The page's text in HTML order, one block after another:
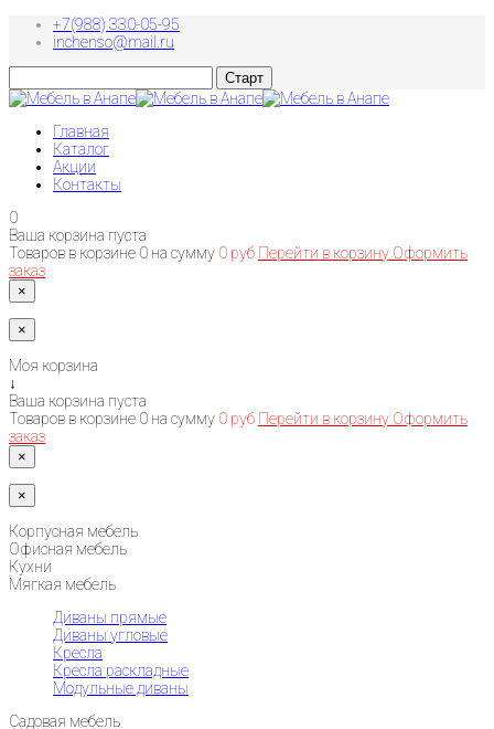
+7(988) 330-05-95
inchenso@mail.ru
Главная
Каталог
Акции
Контакты
0
Ваша корзина пуста
Товаров в корзине 0 на сумму 0 руб Перейти в корзину Оформить
заказ
×
×
Моя корзина
↓
Ваша корзина пуста
Товаров в корзине 0 на сумму 0 руб Перейти в корзину Оформить
заказ
×
×
Корпусная мебель
Офисная мебель
Кухни
Мягкая мебель
Диваны прямые
Диваны угловые
Кресла
Кресла раскладные
Модульные диваны
Садовая мебель